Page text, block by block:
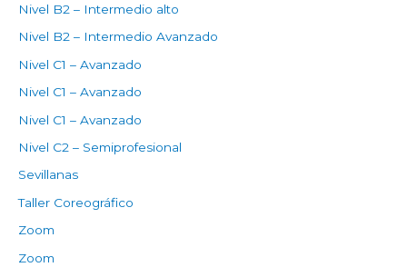
Nivel B2 – Intermedio alto
Nivel B2 – Intermedio Avanzado
Nivel C1 – Avanzado
Nivel C1 – Avanzado
Nivel C1 – Avanzado
Nivel C2 – Semiprofesional
Sevillanas
Taller Coreográfico
Zoom
Zoom